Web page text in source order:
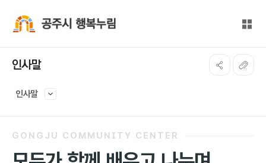
전체
인사말
인사말
GONGJU COMMUNITY CENTER